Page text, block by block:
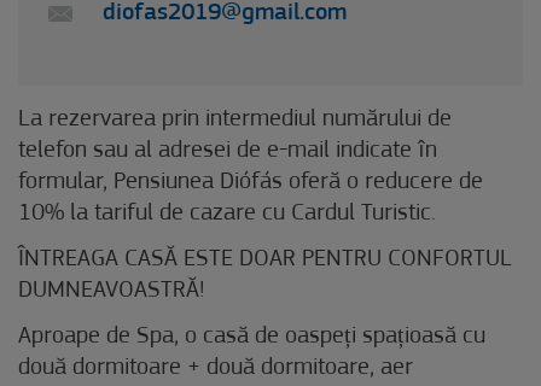
diofas2019@gmail.com
La rezervarea prin intermediul numărului de
telefon sau al adresei de e-mail indicate în
formular, Pensiunea Diófás oferă o reducere de
10% la tariful de cazare cu Cardul Turistic.
ÎNTREAGA CASĂ ESTE DOAR PENTRU CONFORTUL
DUMNEAVOASTRĂ!
Aproape de Spa, o casă de oaspeți spațioasă cu
două dormitoare + două dormitoare, aer